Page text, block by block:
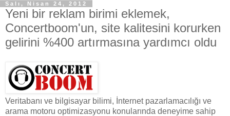
Salı, Nisan 24, 2012
Yeni bir reklam birimi eklemek,
Concertboom'un, site kalitesini korurken
gelirini %400 artırmasına yardımcı oldu
Veritabanı ve bilgisayar bilimi, İnternet pazarlamacılığı ve
arama motoru optimizasyonu konularında deneyime sahip